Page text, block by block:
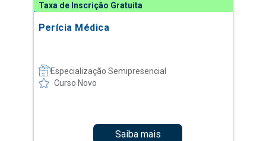
Taxa de Inscrição Gratuita
Perícia Médica
Especialização Semipresencial
Curso Novo
Saiba mais